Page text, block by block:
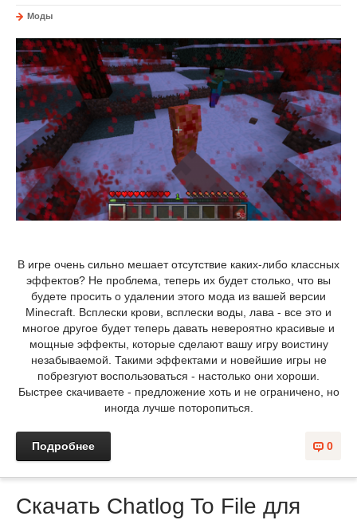
Моды
В игре очень сильно мешает отсутствие каких-либо классных
эффектов? Не проблема, теперь их будет столько, что вы
будете просить о удалении этого мода из вашей версии
Minecraft. Всплески крови, всплески воды, лава - все это и
многое другое будет теперь давать невероятно красивые и
мощные эффекты, которые сделают вашу игру воистину
незабываемой. Такими эффектами и новейшие игры не
побрезгуют воспользоваться - настолько они хороши.
Быстрее скачиваете - предложение хоть и не ограничено, но
иногда лучше поторопиться.
0
Подробнее
Скачать Chatlog To File для